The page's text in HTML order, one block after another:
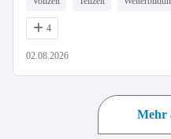
4
02.08.2026
Mehr